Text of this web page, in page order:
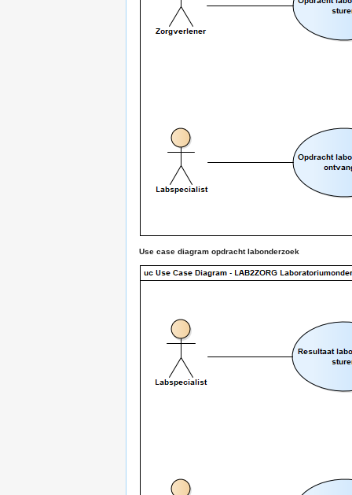
Use case diagram opdracht labonderzoek